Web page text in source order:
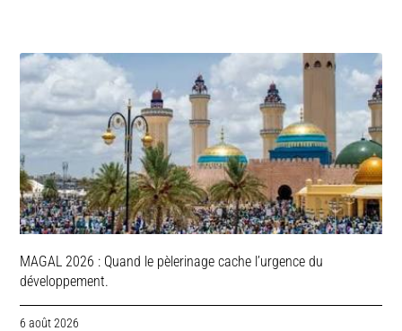
MAGAL 2026 : Quand le pèlerinage cache l’urgence du
développement.
6 août 2026